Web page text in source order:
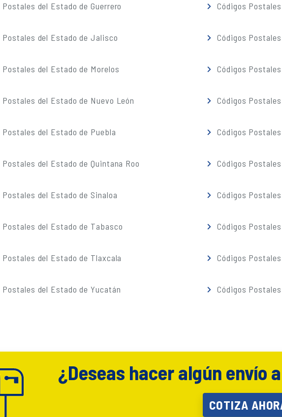
Postales del Estado de Guerrero Códigos
Postales del Estado de Jalisco Códigos
Postales del Estado de Morelos Códigos
Postales del Estado de Nuevo León Códigos
Postales del Estado de Puebla Códigos
Postales del Estado de Quintana Roo Códigos
Postales del Estado de Sinaloa Códigos
Postales del Estado de Tabasco Códigos
Postales del Estado de Tlaxcala Códigos
Postales del Estado de Yucatán Códigos
¿Deseas hacer algún envío
COTIZA